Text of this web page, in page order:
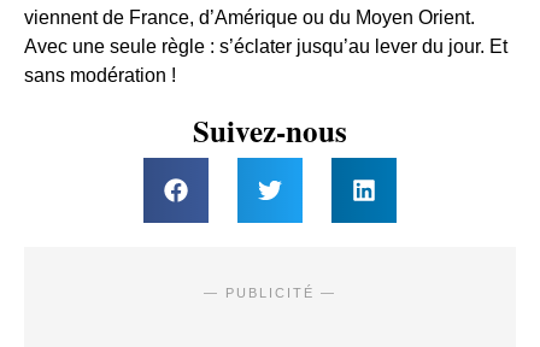
viennent de France, d’Amérique ou du Moyen Orient.
Avec une seule règle : s’éclater jusqu’au lever du jour. Et
sans modération !
Suivez-nous
— PUBLICITÉ —